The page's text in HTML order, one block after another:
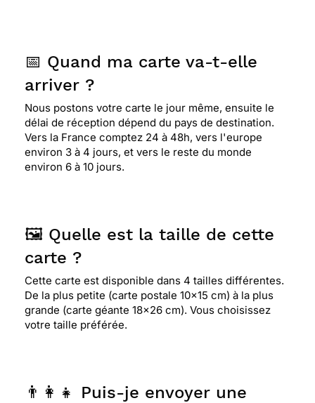
📅 Quand ma carte va-t-elle
arriver ?
Nous postons votre carte le jour même, ensuite le
délai de réception dépend du pays de destination.
Vers la France comptez 24 à 48h, vers l'europe
environ 3 à 4 jours, et vers le reste du monde
environ 6 à 10 jours.
🖼️ Quelle est la taille de cette
carte ?
Cette carte est disponible dans 4 tailles différentes.
De la plus petite (carte postale 10x15 cm) à la plus
grande (carte géante 18x26 cm). Vous choisissez
votre taille préférée.
👨‍👩‍👧 Puis-je envoyer une